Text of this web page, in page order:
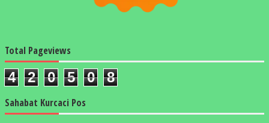
Total Pageviews
4 2 0 5 0 8
Sahabat Kurcaci Pos